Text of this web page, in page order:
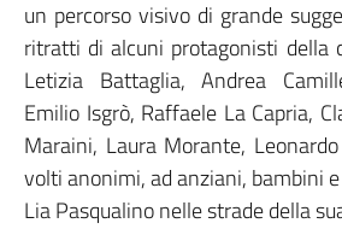
un percorso visivo di grande
ritratti di alcuni protagonisti della
Letizia Battaglia, Andrea
Emilio Isgrò, Raffaele La Capria,
Maraini, Laura Morante,
volti anonimi, ad anziani, bambini
Lia Pasqualino nelle strade della